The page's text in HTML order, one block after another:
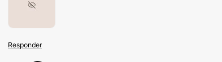
Responder